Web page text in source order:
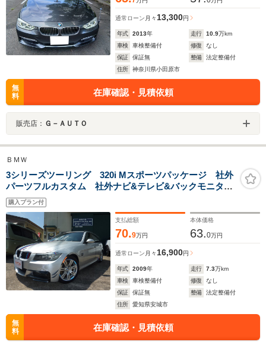
通常ローン 月々13,300円
年式 2013年 走行 10.9万km
車検
車検整備付 修復
なし
保証
保証無 整備
法定整備付
住所
神奈川県小田原市
無
料
在庫確認・見積依頼
販売店： Ｇ－ＡＵＴＯ
ＢＭＷ
3シリーズツーリング 320i Mスポーツパッケージ 社外
パーツフルカスタム 社外ナビ&テレビ&バックモニター
&ドライブレコーダー エンジンタペットカバー修理整備
済み エンジンオイル漏れ対策修理整備作業済! ボディ
ーコーティング&車内クリーニング済み
購入プラン付
支払総額
70.9万円
本体価格
63.0万円
通常ローン 月々16,900円
年式 2009年 走行 7.3万km
車検
車検整備付 修復
なし
保証
保証無 整備
法定整備付
住所
愛知県安城市
無
料
在庫確認・見積依頼